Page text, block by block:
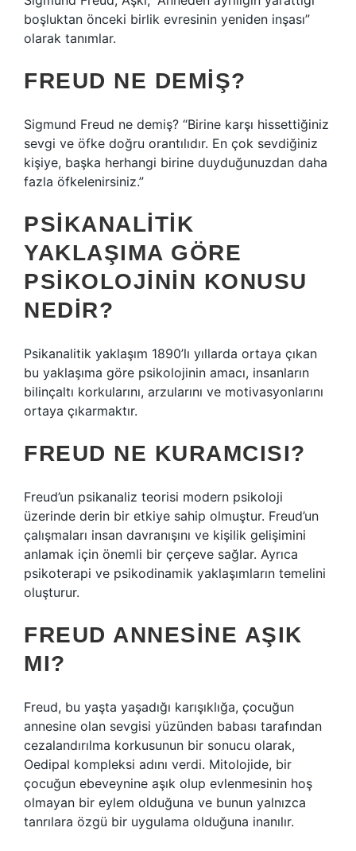
boşluktan önceki birlik evresinin yeniden inşası”
olarak tanımlar.
FREUD NE DEMIŞ?
Sigmund Freud ne demiş? “Birine karşı hissettiğiniz
sevgi ve öfke doğru orantılıdır. En çok sevdiğiniz
kişiye, başka herhangi birine duyduğunuzdan daha
fazla öfkelenirsiniz.”
PSIKANALITIK
YAKLAŞIMA GÖRE
PSIKOLOJININ KONUSU
NEDIR?
Psikanalitik yaklaşım 1890’lı yıllarda ortaya çıkan
bu yaklaşıma göre psikolojinin amacı, insanların
bilinçaltı korkularını, arzularını ve motivasyonlarını
ortaya çıkarmaktır.
FREUD NE KURAMCISI?
Freud’un psikanaliz teorisi modern psikoloji
üzerinde derin bir etkiye sahip olmuştur. Freud’un
çalışmaları insan davranışını ve kişilik gelişimini
anlamak için önemli bir çerçeve sağlar. Ayrıca
psikoterapi ve psikodinamik yaklaşımların temelini
oluşturur.
FREUD ANNESINE AŞIK
MI?
Freud, bu yaşta yaşadığı karışıklığa, çocuğun
annesine olan sevgisi yüzünden babası tarafından
cezalandırılma korkusunun bir sonucu olarak,
Oedipal kompleksi adını verdi. Mitolojide, bir
çocuğun ebeveynine aşık olup evlenmesinin hoş
olmayan bir eylem olduğuna ve bunun yalnızca
tanrılara özgü bir uygulama olduğuna inanılır.